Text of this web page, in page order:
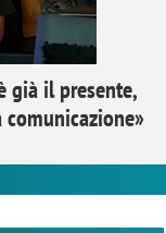
già il presente,